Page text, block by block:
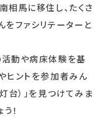
相馬に移住し、たくさ
をファシリテーターと
動や病床体験を基
ヒントを参加者みん
台）」を見つけてみま
！